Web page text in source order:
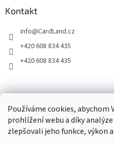
Používáme cookies,
prohlížení webu a díky
zlepšovali jeho funkce, výkon
Kontakt
info@CardLand.cz
+420 608 834 435
+420 608 834 435